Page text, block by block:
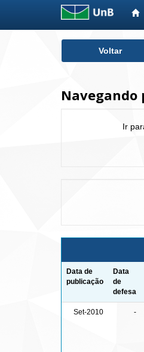
Voltar
Navegando
Ir
Data de
publicação
Data
de
defesa
Set-2010 -